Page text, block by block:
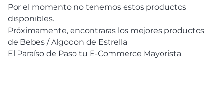
Por el momento no tenemos estos productos
disponibles.
Próximamente, encontraras los mejores productos
de Bebes / Algodon de Estrella
El Paraíso de Paso tu E-Commerce Mayorista.